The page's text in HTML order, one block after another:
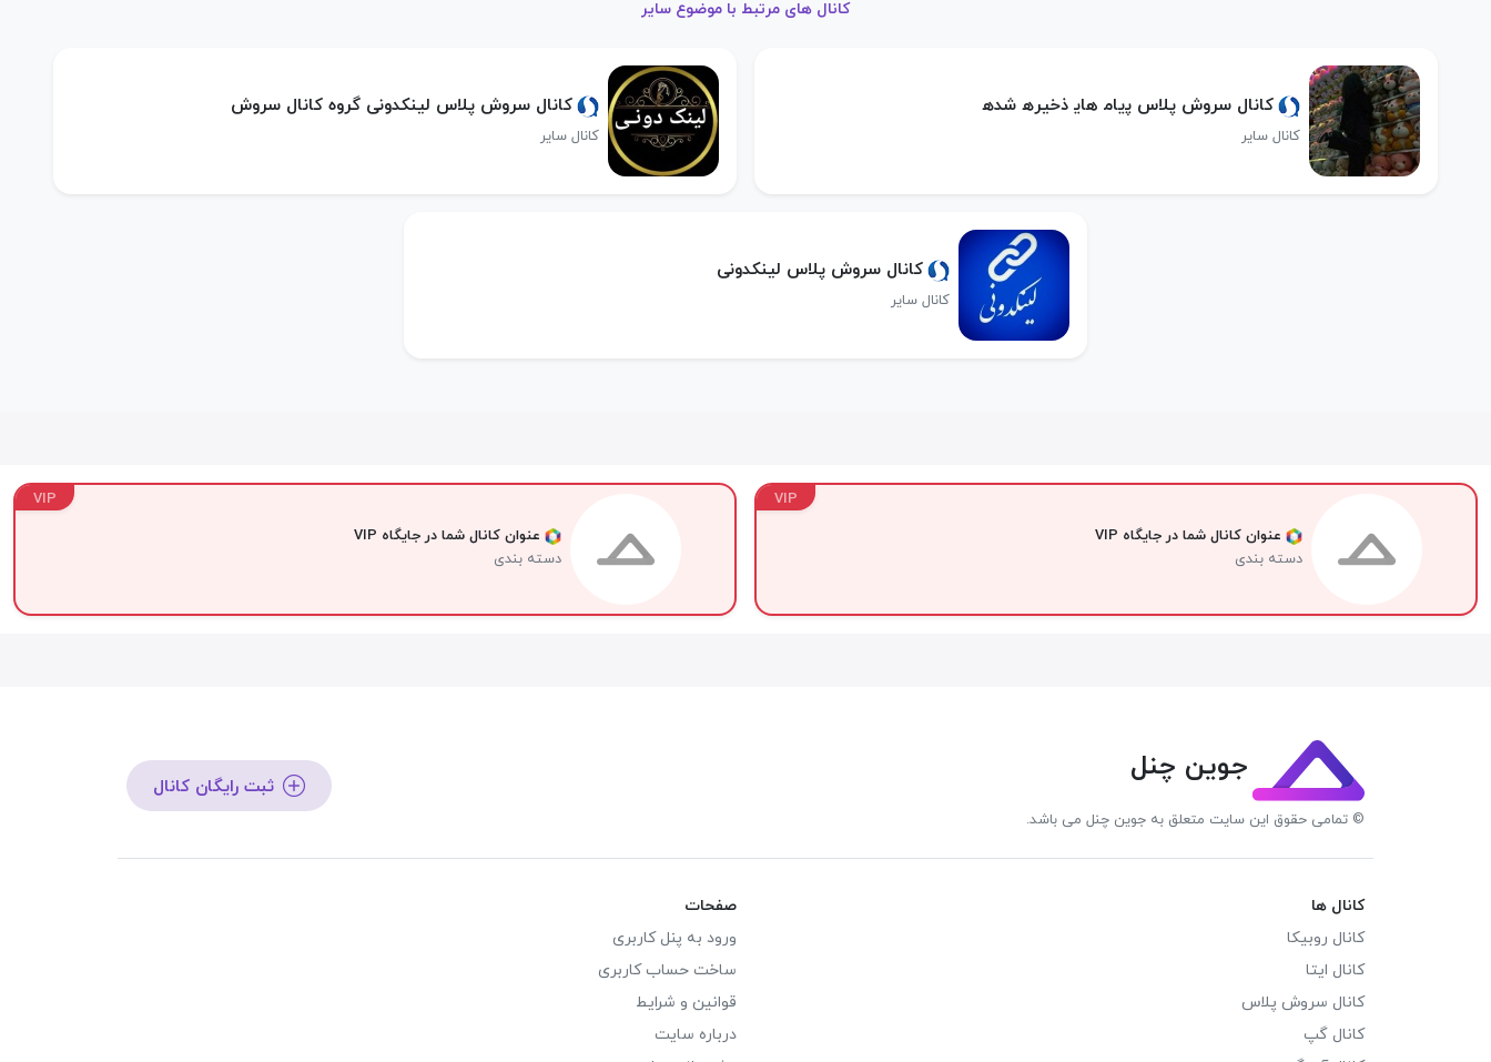
کانال های مرتبط با موضوع سایر
کانال سروش پلاس ﭘياﻣ هاﯾ ذخيرﮪ شدﮪ
کانال سایر
کانال سروش پلاس لینکدونی گروه کانال سروش
کانال سایر
کانال سروش پلاس لینکدونی
کانال سایر
VIP
عنوان کانال شما در جایگاه VIP
دسته بندی
VIP
عنوان کانال شما در جایگاه VIP
دسته بندی
جوین چنل
© تمامی حقوق این سایت متعلق به جوین چنل می باشد.
ثبت رایگان کانال
کانال ها
کانال روبیکا
کانال ایتا
کانال سروش پلاس
کانال گپ
صفحات
ورود به پنل کاربری
ساخت حساب کاربری
قوانین و شرایط
درباره سایت